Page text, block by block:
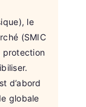
le
(SMIC
protection
d’abord
globale